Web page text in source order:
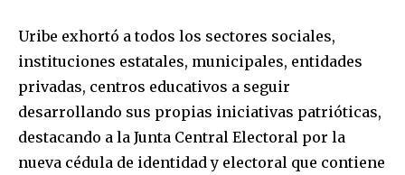
Uribe exhortó a todos los sectores sociales,
instituciones estatales, municipales, entidades
privadas, centros educativos a seguir
desarrollando sus propias iniciativas patrióticas,
destacando a la Junta Central Electoral por la
nueva cédula de identidad y electoral que contiene